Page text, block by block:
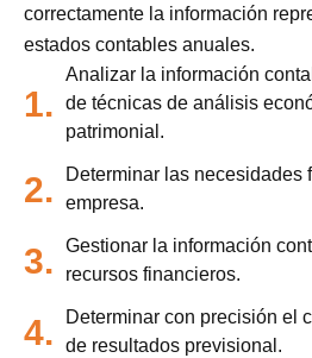
correctamente la información
estados contables anuales.
1.
Analizar la información
de técnicas de análisis
patrimonial.
2.
Determinar las necesidades
empresa.
3.
Gestionar la información
recursos financieros.
4.
Determinar con precisión el
de resultados previsional.